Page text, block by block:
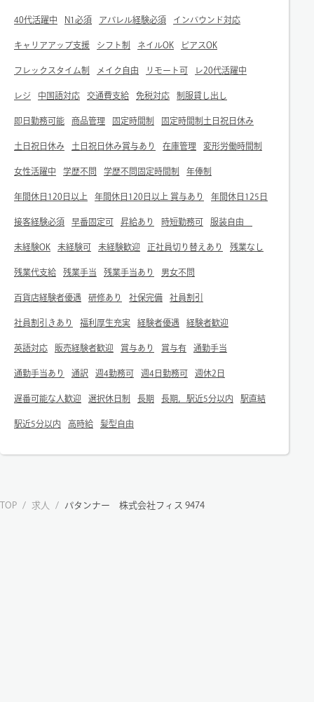
40代活躍中 N1必須 アパレル経験必須 インバウンド対応
キャリアアップ支援 シフト制 ネイルOK ピアスOK
フレックスタイム制 メイク自由 リモート可 レ20代活躍中
レジ 中国語対応 交通費支給 免税対応 制服貸し出し
即日勤務可能 商品管理 固定時間制 固定時間制土日祝日休み
土日祝日休み 土日祝日休み賞与あり 在庫管理 変形労働時間制
女性活躍中 学歴不問 学歴不問固定時間制 年俸制
年間休日120日以上 年間休日120日以上 賞与あり 年間休日125日
接客経験必須 早番固定可 昇給あり 時短勤務可 服装自由
未経験OK 未経験可 未経験歓迎 正社員切り替えあり 残業なし
残業代支給 残業手当 残業手当あり 男女不問
百貨店経験者優遇 研修あり 社保完備 社員割引
社員割引きあり 福利厚生充実 経験者優遇 経験者歓迎
英語対応 販売経験者歓迎 賞与あり 賞与有 通勤手当
通勤手当あり 通訳 週4勤務可 週4日勤務可 週休2日
遅番可能な人歓迎 選択休日制 長期 長期，駅近5分以内 駅直結
駅近5分以内 高時給 髪型自由
TOP / 求人 / パタンナー 株式会社フィス 9474